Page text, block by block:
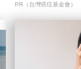
PR（台灣癌症基金會）